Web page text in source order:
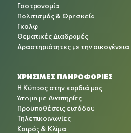
Γαστρονομία
Πολιτισμός & Θρησκεία
Γκολφ
Θεματικές Διαδρομές
Δραστηριότητες με την οικογένεια
ΧΡΉΣΙΜΕΣ ΠΛΗΡΟΦΟΡΊΕΣ
Η Κύπρος στην καρδιά μας
Άτομα με Αναπηρίες
Προϋποθέσεις εισόδου
Τηλεπικοινωνίες
Καιρός & Κλίμα